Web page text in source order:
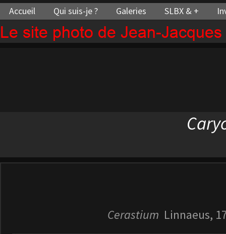
Le site photo de Jean-
Accueil Qui suis-je ? Galeries SLBX & +
Cerastium Linnaeus,